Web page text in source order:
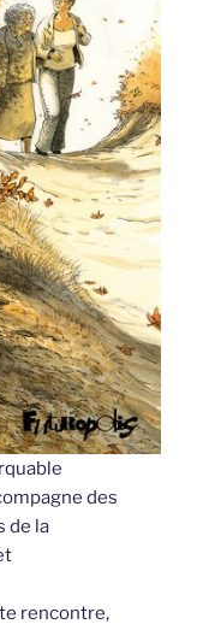
des
de la
rencontre,